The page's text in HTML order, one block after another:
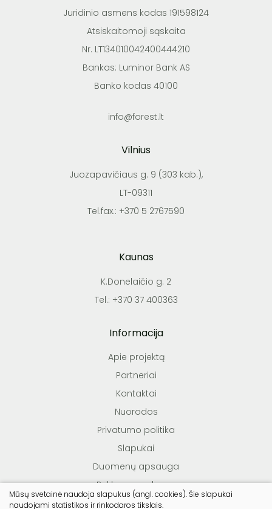
Juridinio asmens kodas 191598124
Atsiskaitomoji sąskaita
Nr. LT134010042400444210
Bankas: Luminor Bank AS
Banko kodas 40100
info@forest.lt
Vilnius
Juozapavičiaus g. 9 (303 kab.),
LT-09311
Tel.fax.: +370 5 2767590
Kaunas
K.Donelaičio g. 2
Tel.: +370 37 400363
Informacija
Apie projektą
Partneriai
Kontaktai
Nuorodos
Privatumo politika
Slapukai
Duomenų apsauga
Reklamos sąlygos
Teisės aktai
Mūsų svetainė naudoja slapukus (angl. cookies). Šie slapukai
naudojami statistikos ir rinkodaros tikslais.